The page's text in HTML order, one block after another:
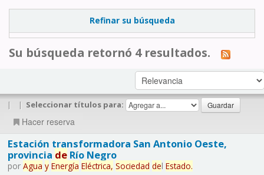
Refinar su búsqueda
Su búsqueda retornó 4 resultados.
| | Seleccionar títulos para:
Hacer reserva
Estación transformadora San Antonio Oeste,
provincia deRío Negro
por Agua y Energía Eléctrica, Sociedad del Estado.